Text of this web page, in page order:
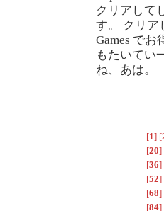
クリアして
す。 クリア
Games で
もたいてい
ね、あは。
[1] [
[20]
[36]
[52]
[68]
[84]